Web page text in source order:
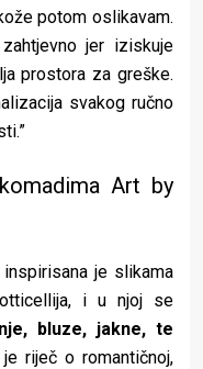
potom oslikavam.
jer iziskuje
prostora za greške.
svakog ručno
Art by
je slikama
i u njoj se
bluze, jakne, te
riječ o romantičnoj,